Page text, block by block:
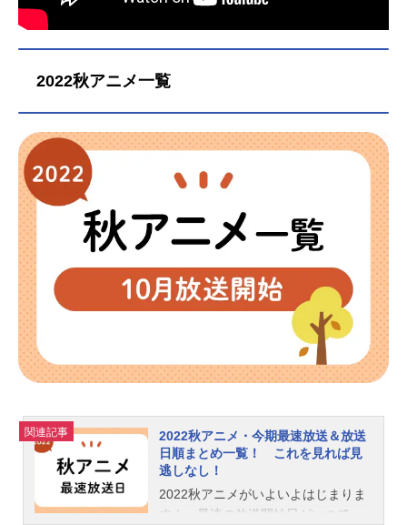
2022秋アニメ一覧
関連記事
2022秋アニメ・今期最速放送＆放送
日順まとめ一覧！ これを見れば見
逃しなし！
2022秋アニメがいよいよはじまりま
す！ 最速の放送開始日がいつで、